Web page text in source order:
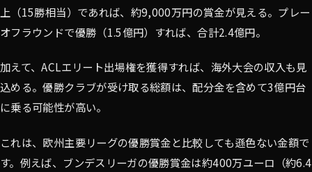
上（15勝相当）であれば、約9,000万円の賞金が見える。プレー
オフラウンドで優勝（1.5億円）すれば、合計2.4億円。
加えて、ACLエリート出場権を獲得すれば、海外大会の収入も見
込める。優勝クラブが受け取る総額は、配分金を含めて3億円台
に乗る可能性が高い。
これは、欧州主要リーグの優勝賞金と比較しても遜色ない金額で
す。例えば、ブンデスリーガの優勝賞金は約400万ユーロ（約6.4